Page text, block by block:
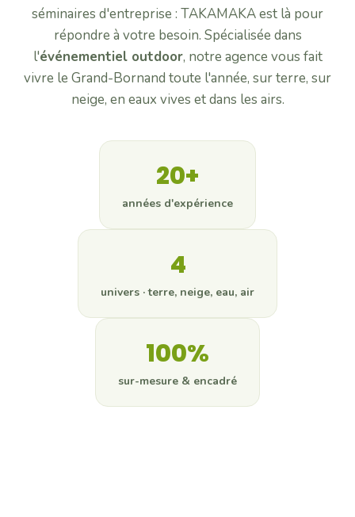
Tir laser & ski nordique
Tout l'incentive →
SOIRÉES D'ENTREPRISE
La Bornandine
Soirée savoyarde conviviale
Black-jack, roulette, poker & croupiers
Toutes les soirées →
Contact
séminaires d'entreprise : TAKAMAKA est là pour
répondre à votre besoin. Spécialisée dans
l'événementiel outdoor, notre agence vous fait
vivre le Grand-Bornand toute l'année, sur terre, sur
neige, en eaux vives et dans les airs.
20+
années d'expérience
4
univers · terre, neige, eau, air
100%
sur-mesure & encadré